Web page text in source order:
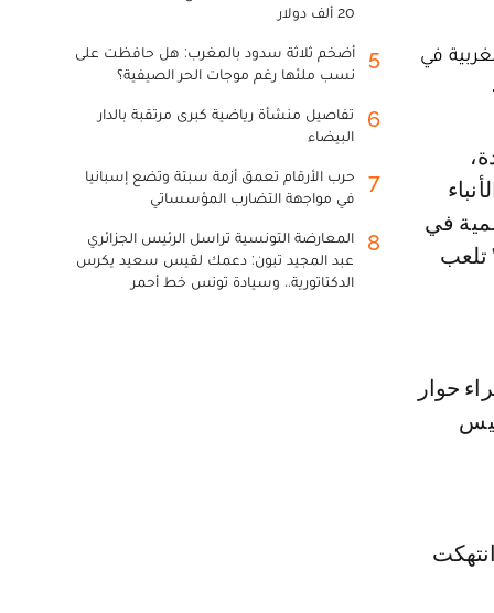
في
في
تلعب
حوار
20 ألف دولار
5
أضخم ثلاثة سدود بالمغرب: هل حافظت على
نسب ملئها رغم موجات الحر الصيفية؟
6
تفاصيل منشأة رياضية كبرى مرتقبة بالدار
البيضاء
7
حرب الأرقام تعمق أزمة سبتة وتضع إسبانيا
في مواجهة التضارب المؤسساتي
8
المعارضة التونسية تراسل الرئيس الجزائري
عبد المجيد تبون: دعمك لقيس سعيد يكرس
الدكتاتورية.. وسيادة تونس خط أحمر